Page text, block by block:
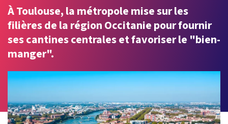
À Toulouse, la métropole mise sur les
filières de la région Occitanie pour fournir
ses cantines centrales et favoriser le "bien-
manger".